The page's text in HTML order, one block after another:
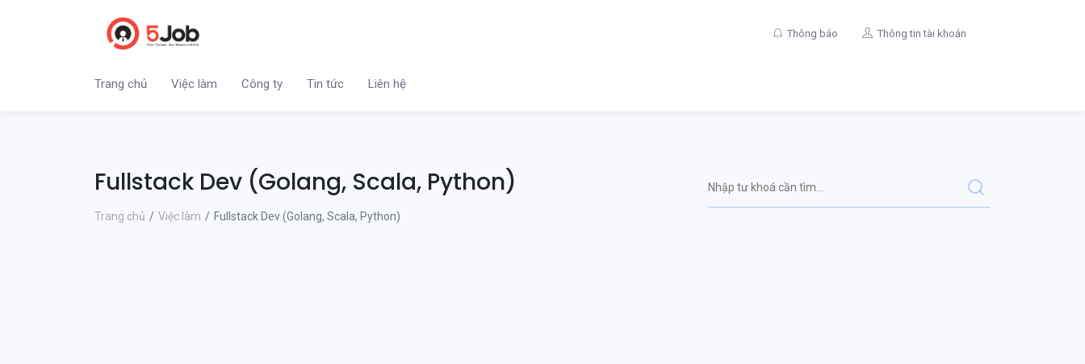
Thông báo Thông tin tài khoản
Trang chủ Việc làm Công ty Tin tức Liên hệ
Fullstack Dev (Golang, Scala, Python)
Trang chủ Việc làm Fullstack Dev (Golang, Scala, Python)